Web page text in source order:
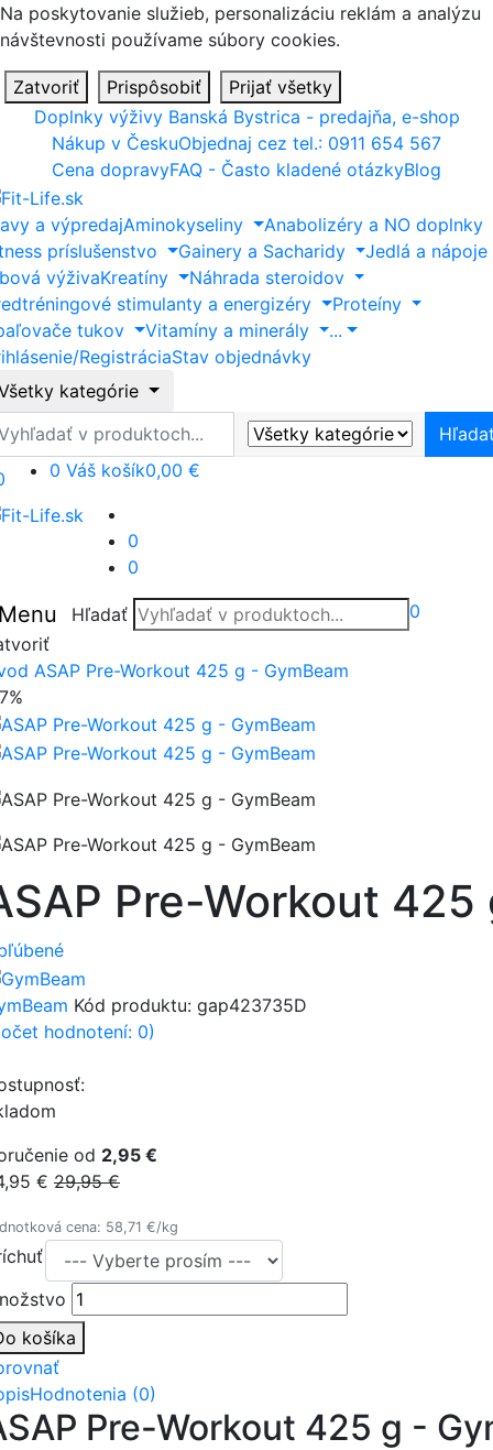
Na poskytovanie služieb, personalizáciu reklám a analýzu
návštevnosti používame súbory cookies.
Zatvoriť Prispôsobiť
Prijať všetky
Doplnky výživy Banská Bystrica - predajňa, e-shop
Nákup v ČeskuObjednaj cez tel.: 0911 654 567
Cena dopravyFAQ - Často kladené otázkyBlog
a výpredajAminokyseliny
Anabolizéry a NO doplnky
príslušenstvo
Gainery a Sacharidy
Jedlá a nápoje
výživaKreatíny
Náhrada steroidov
stimulanty a energizéry
Proteíny
tukov
Vitamíny a minerály
...
RegistráciaStav objednávky
kategórie
0 Váš košík0,00 €
0
0
Hľadať 0
ASAP Pre-Workout 425 g - GymBeam
Pre-Workout 425
Kód produktu: gap423735D
hodnotení: 0)
od 2,95 €
€ 29,95 €
cena: 58,71 €/kg
košíka
Hodnotenia (0)
Pre-Workout 425 g -